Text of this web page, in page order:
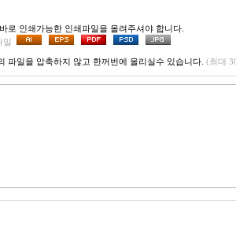
로 인쇄가능한 인쇄파일을 올려주셔야 합니다.
일
파일을 압축하지 않고 한꺼번에 올리실수 있습니다. (최대